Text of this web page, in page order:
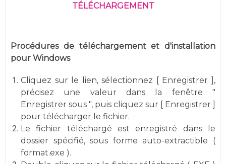
TÉLÉCHARGEMENT
Procédures de téléchargement et d'installation
pour Windows
Cliquez sur le lien, sélectionnez [ Enregistrer ],
précisez une valeur dans la fenêtre "
Enregistrer sous ", puis cliquez sur [ Enregistrer ]
pour télécharger le fichier.
Le fichier téléchargé est enregistré dans le
dossier spécifié, sous forme auto-extractible (
format.exe ).